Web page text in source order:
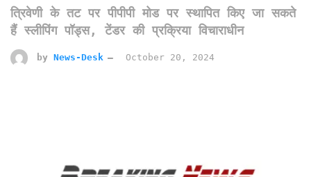
त्रिवेणी के तट पर पीपीपी मोड पर स्थापित किए जा सकते
हैं स्लीपिंग पॉड्स, टेंडर की प्रक्रिया विचाराधीन
by News-Desk October 20, 2024